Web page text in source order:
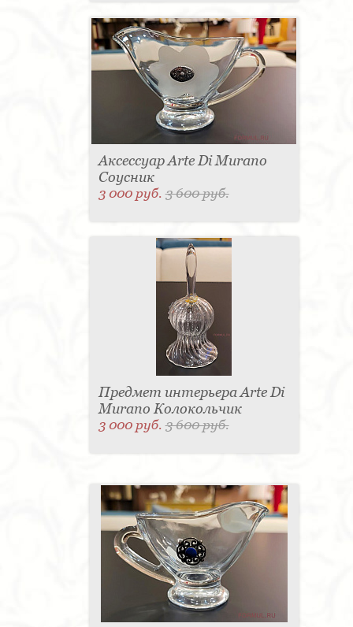
Аксессуар Arte Di Murano
Соусник
3 000 руб.3 600 руб.
Предмет интерьера Arte Di
Murano Колокольчик
3 000 руб.3 600 руб.